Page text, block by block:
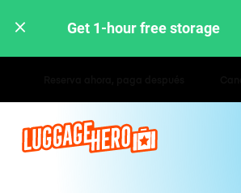
Get 1-hour free storage